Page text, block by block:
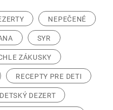
NEPEČENÉ
SYR
ZÁKUSKY
RECEPTY PRE DETI
DETSKÝ DEZERT